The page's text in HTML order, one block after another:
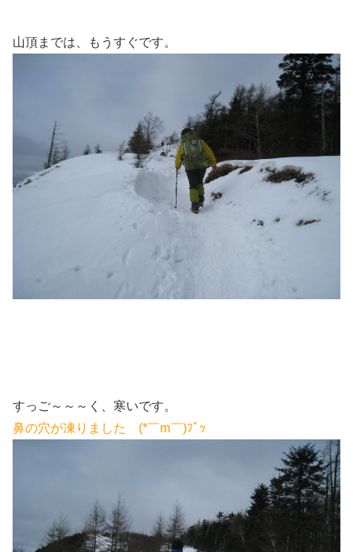
山頂までは、もうすぐです。
すっご～～～く、寒いです。
鼻の穴が凍りました (*￣m￣)ﾌﾟｯ